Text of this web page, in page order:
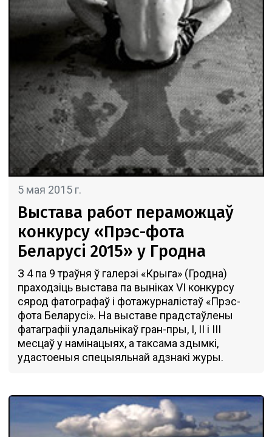
5 мая 2015 г.
Выстава работ пераможцаў
конкурсу «Прэс-фота
Беларусi 2015» у Гродна
З 4 па 9 траўня ў галерэі «Крыга» (Гродна)
праходзiць выстава па вынiках VI конкурсу
сярод фатографаў і фотажурналістаў «Прэс-
фота Беларусі». На выставе прадстаўлены
фатаграфіі уладальнікаў гран-пры, I, II і III
месцаў у намінацыях, а таксама здымкi,
удастоеныя спецыяльнай адзнакi журы.